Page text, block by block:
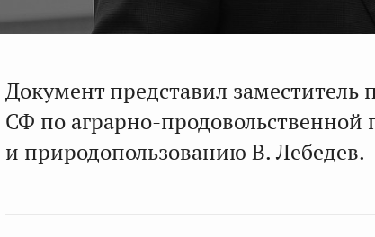
Документ представил заместитель
СФ по аграрно-продовольственной
и природопользованию В. Лебедев.